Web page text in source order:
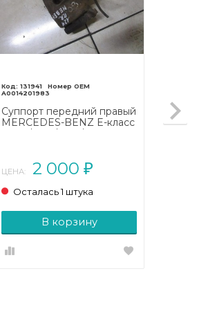
131941
A0014201983
Суппорт передний правый
MERCEDES-BENZ E-класс
W124/S124/C124/A124 (1984
ЦЕНА: 2 000 ₽
Осталась 1 штука
В корзину